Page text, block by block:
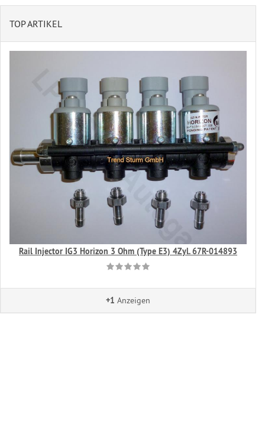
TOP ARTIKEL
Rail Injector IG3 Horizon 3 Ohm (Type E3) 4Zyl. 67R-014893
+1 Anzeigen